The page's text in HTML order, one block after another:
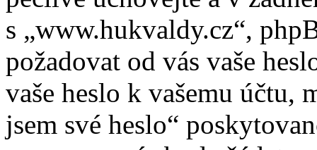
s „www.hukvaldy.cz“,
požadovat od vás vaše
vaše heslo k vašemu účtu,
jsem své heslo“